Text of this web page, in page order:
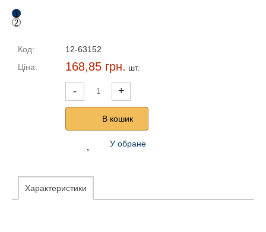
1
2
Код:
12-63152
Ціна:
168,85 грн. шт.
- +
В кошик
У обране
Характеристики